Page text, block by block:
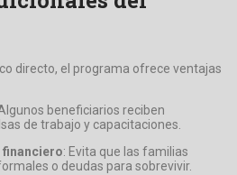
directo, el programa ofrece ventajas
beneficiarios reciben
de trabajo y capacitaciones.
financiero: Evita que las familias
o deudas para sobrevivir.